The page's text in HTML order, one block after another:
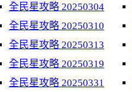
全民星攻略 20250304
全民星攻略 20250310
全民星攻略 20250313
全民星攻略 20250319
全民星攻略 20250331